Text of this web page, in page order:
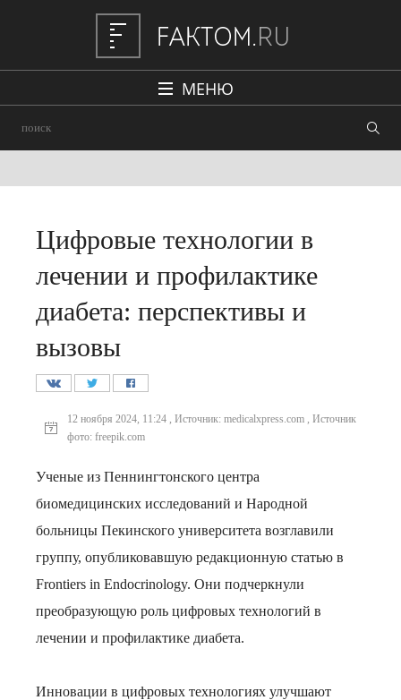
МЕНЮ
Происшествия
Цифровые технологии в
лечении и профилактике
диабета: перспективы и
вызовы
12 ноября 2024, 11:24 , Источник: medicalxpress.com , Источник
фото: freepik.com
Ученые из Пеннингтонского центра
биомедицинских исследований и Народной
больницы Пекинского университета возглавили
группу, опубликовавшую редакционную статью в
Frontiers in Endocrinology. Они подчеркнули
преобразующую роль цифровых технологий в
лечении и профилактике диабета.
Инновации в цифровых технологиях улучшают